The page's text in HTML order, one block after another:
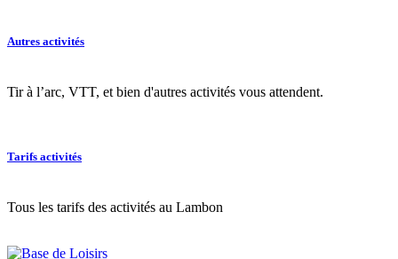
Autres activités
Tir à l’arc, VTT, et bien d'autres activités vous attendent.
Tarifs activités
Tous les tarifs des activités au Lambon